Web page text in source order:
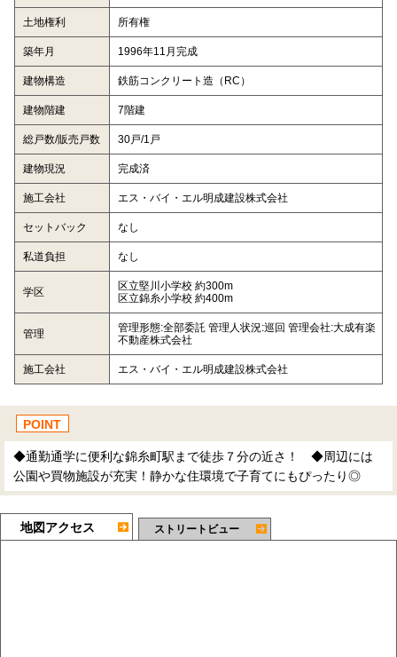
土地権利 所有権
築年月 1996年11月完成
建物構造 鉄筋コンクリート造（RC）
建物階建 7階建
総戸数/販売戸数 30戸/1戸
建物現況 完成済
施工会社 エス・バイ・エル明成建設株式会社
セットバック なし
私道負担 なし
学区
区立堅川小学校 約300m
区立錦糸小学校 約400m
管理
管理形態:全部委託 管理人状況:巡回 管理会社:大成有楽
不動産株式会社
施工会社 エス・バイ・エル明成建設株式会社
POINT
◆通勤通学に便利な錦糸町駅まで徒歩７分の近さ！ ◆周辺には
公園や買物施設が充実！静かな住環境で子育てにもぴったり◎
地図アクセス ストリートビュー